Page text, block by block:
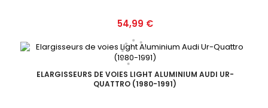
Prix
54,99 €
ELARGISSEURS DE VOIES LIGHT ALUMINIUM AUDI UR-
QUATTRO (1980-1991)